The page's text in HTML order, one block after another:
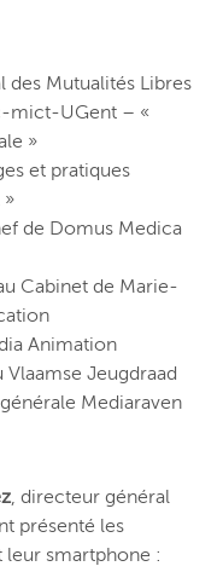
des Mutualités Libres
mict-UGent – «
»
et pratiques
»
de Domus Medica
Cabinet de Marie-
Animation
Jeugdraad
Mediaraven
, directeur général
présenté les
leur smartphone :